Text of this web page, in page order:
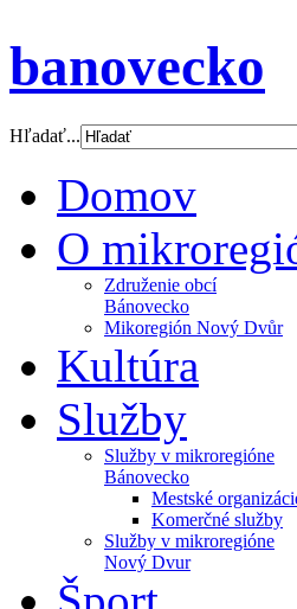
banovecko
Hľadať...
Domov
O
Združenie obcí
Bánovecko
Mikoregión Nový Dvůr
Kultúra
Služby
Služby v mikroregióne
Bánovecko
Mestské
Komerčné služby
Služby v mikroregióne
Nový Dvur